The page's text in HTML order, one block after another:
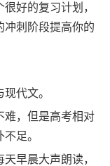
好的复习计划，
冲刺阶段提高你的
代文。
难，但是高考相对
足。
早晨大声朗读，